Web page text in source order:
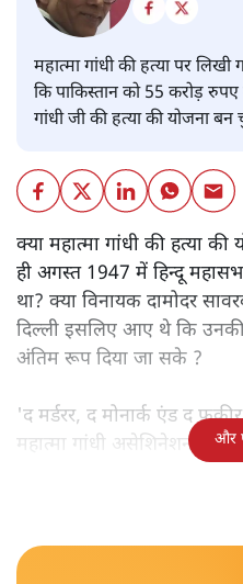
महात्मा गांधी की हत्या पर
कि पाकिस्तान को 55 करोड़
गांधी जी की हत्या की योजना बन
क्या महात्मा गांधी की हत्या
ही अगस्त 1947 में हिन्दू
था? क्या विनायक दामोदर
दिल्ली इसलिए आए थे कि उनकी
अंतिम रूप दिया जा सके ?
'द मर्डरर, द मोनार्क एंड द
महात्मा गांधी असेशिनेशन'
और